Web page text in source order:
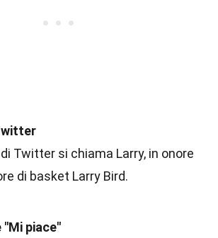
Twitter si chiama Larry, in onore
di basket Larry Bird.
piace"